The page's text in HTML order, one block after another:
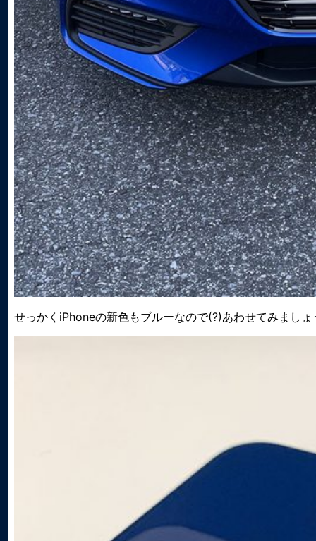
せっかくiPhoneの新色もブルーなので(?)あわせてみましょ